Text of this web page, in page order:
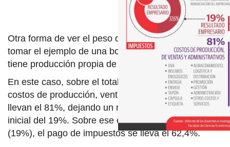
Otra forma de ver el peso de los impuestos es
tomar el ejemplo de una bodega en Mendoza que
tiene producción propia de uvas para vinificar.
En este caso, sobre el total de ingresos (100%), los
costos de producción, venta y administración se
llevan el 81%, dejando un resultado empresario
inicial del 19%. Sobre ese excedente de producción
(19%), el pago de impuestos se lleva el 62,4%.